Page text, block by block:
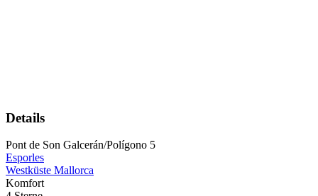
Details
Pont de Son Galcerán/Polígono 5
Esporles
Westküste Mallorca
Komfort